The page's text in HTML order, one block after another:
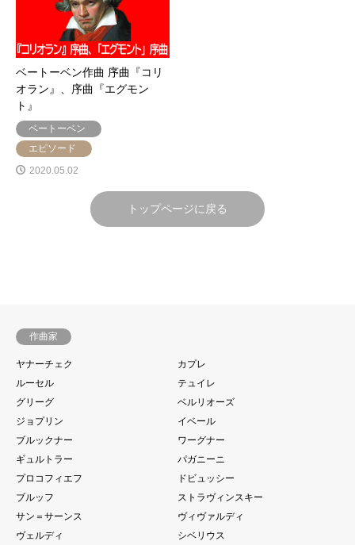
ベートーベン作曲 序曲『コリ
オラン』、序曲『エグモン
ト』
ベートーベン
エピソード
2020.05.02
トップページに戻る
作曲家
ヤナーチェク
カプレ
ルーセル
テュイレ
グリーグ
ベルリオーズ
ジョプリン
イベール
ブルックナー
ワーグナー
ギュルトラー
パガニーニ
プロコフィエフ
ドビュッシー
ブルッフ
ストラヴィンスキー
サン＝サーンス
ヴィヴァルディ
ヴェルディ
シベリウス